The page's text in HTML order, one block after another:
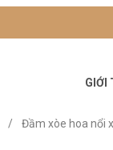
GIỚI
/ Đầm xòe hoa nổi